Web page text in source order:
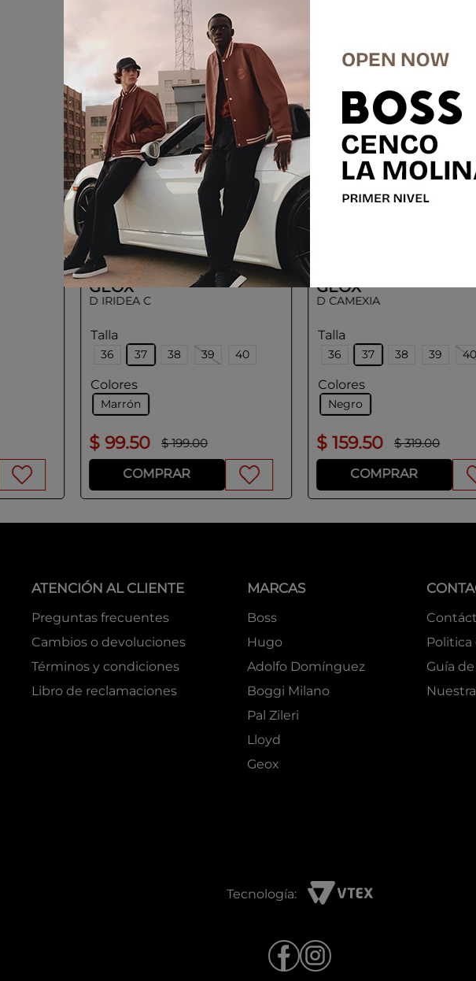
GEOX
D IRIDEA C
Talla
36 37 38 39 40
Colores
Marrón
$ 99.50 $ 199.00
COMPRAR
GEOX
D CAMEXIA
Talla
36 37 38 39 40
Colores
Negro
$ 159.50 $ 319.00
COMPRAR
ATENCIÓN AL CLIENTE
Preguntas frecuentes
Cambios o devoluciones
Términos y condiciones
Libro de reclamaciones
MARCAS
Boss
Hugo
Adolfo Domínguez
Boggi Milano
Pal Zileri
Lloyd
Geox
Guía
Tecnología: